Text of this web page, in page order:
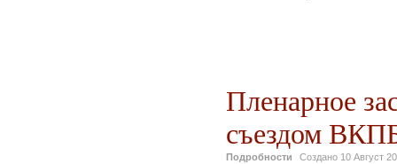
Пленарное
съездом
Подробности Создано 10 Август